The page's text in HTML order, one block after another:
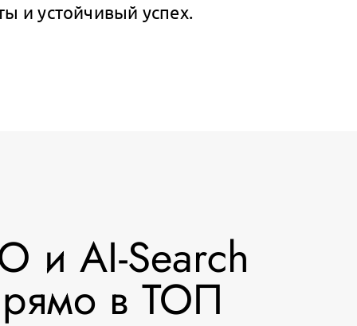
и устойчивый успех.
и AI-Search
в ТОП